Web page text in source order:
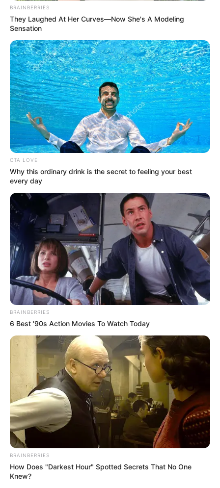
BRAINBERRIES
They Laughed At Her Curves—Now She's A Modeling
Sensation
CTA LOVE
Why this ordinary drink is the secret to feeling your best
every day
BRAINBERRIES
6 Best '90s Action Movies To Watch Today
BRAINBERRIES
How Does "Darkest Hour" Spotted Secrets That No One
Knew?